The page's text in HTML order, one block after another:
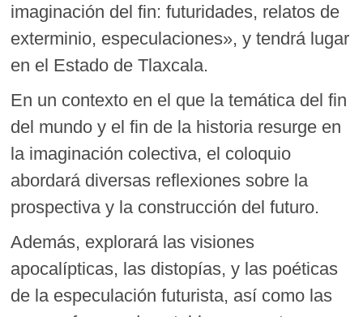
imaginación del fin: futuridades, relatos de
exterminio, especulaciones», y tendrá lugar
en el Estado de Tlaxcala.
En un contexto en el que la temática del fin
del mundo y el fin de la historia resurge en
la imaginación colectiva, el coloquio
abordará diversas reflexiones sobre la
prospectiva y la construcción del futuro.
Además, explorará las visiones
apocalípticas, las distopías, y las poéticas
de la especulación futurista, así como las